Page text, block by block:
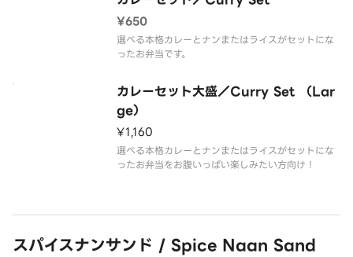
¥650
選べる本格カレーとナンまたはライスがセットにな
ったお弁当です。
カレーセット大盛／Curry Set （Lar
ge）
¥1,160
選べる本格カレーとナンまたはライスがセットにな
ったお弁当をお腹いっぱい楽しみたい方向け！
スパイスナンサンド / Spice Naan Sand